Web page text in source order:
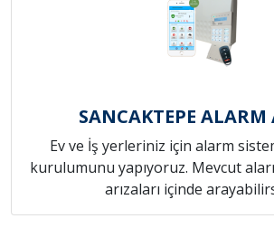
SANCAKTEPE ALARM
Ev ve İş yerleriniz için alarm
kurulumunu yapıyoruz. Mevcut
arızaları içinde